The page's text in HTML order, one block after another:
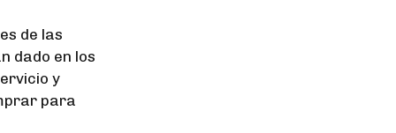
de las
dado en los
y
para